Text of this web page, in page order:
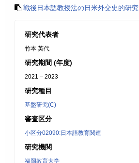
戦後日本語教授法の日米外交史的研究
研究代表者
竹本 英代
研究期間 (年度)
2021 – 2023
研究種目
基盤研究(C)
審査区分
小区分02090:日本語教育関連
研究機関
福岡教育大学